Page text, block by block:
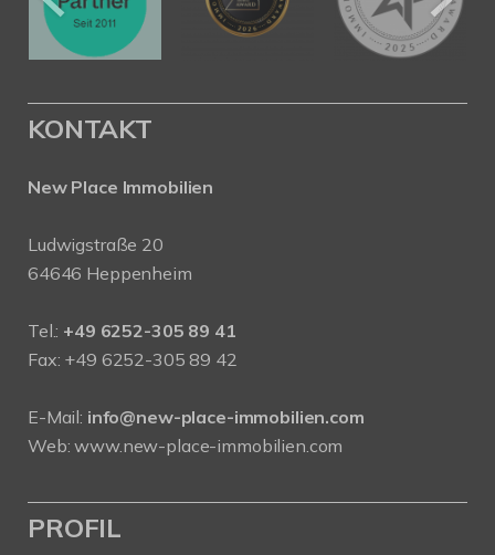
KONTAKT
New Place Immobilien
Ludwigstraße 20
64646 Heppenheim
Tel.: +49 6252-305 89 41
Fax: +49 6252-305 89 42
E-Mail: info@new-place-immobilien.com
Web:www.new-place-immobilien.com
PROFIL